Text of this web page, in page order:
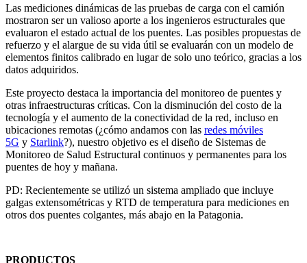
Las mediciones dinámicas de las pruebas de carga con el camión
mostraron ser un valioso aporte a los ingenieros estructurales que
evaluaron el estado actual de los puentes. Las posibles propuestas de
refuerzo y el alargue de su vida útil se evaluarán con un modelo de
elementos finitos calibrado en lugar de solo uno teórico, gracias a los
datos adquiridos.
Este proyecto destaca la importancia del monitoreo de puentes y
otras infraestructuras críticas. Con la disminución del costo de la
tecnología y el aumento de la conectividad de la red, incluso en
ubicaciones remotas (¿cómo andamos con las redes móviles
5G y Starlink?), nuestro objetivo es el diseño de Sistemas de
Monitoreo de Salud Estructural continuos y permanentes para los
puentes de hoy y mañana.
PD: Recientemente se utilizó un sistema ampliado que incluye
galgas extensométricas y RTD de temperatura para mediciones en
otros dos puentes colgantes, más abajo en la Patagonia.
PRODUCTOS